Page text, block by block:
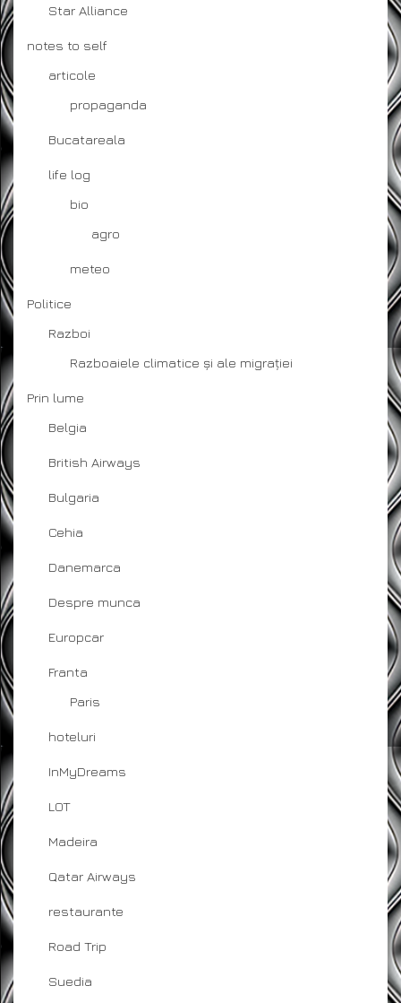
Star Alliance
notes to self
articole
propaganda
Bucatareala
life log
bio
agro
meteo
Politice
Razboi
Razboaiele climatice și ale migrației
Prin lume
Belgia
British Airways
Bulgaria
Cehia
Danemarca
Despre munca
Europcar
Franta
Paris
hoteluri
InMyDreams
LOT
Madeira
Qatar Airways
restaurante
Road Trip
Suedia